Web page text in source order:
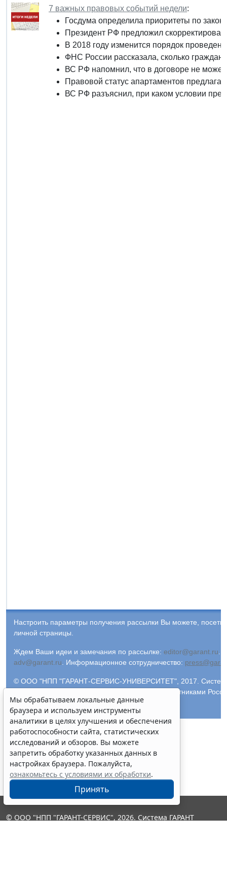
7 важных правовых событий недели:
Госдума определила приоритеты по
Президент РФ предложил
В 2018 году изменится порядок
ФНС России рассказала, сколько граждан
ВС РФ напомнил, что в договоре не может
Правовой статус апартаментов
ВС РФ разъяснил, при каком условии
Настроить параметры получения рассылки Вы можете,
личной страницы.
Ждем Ваши идеи и замечания по рассылке: editor@garant.ru
adv@garant.ru
Информационное сотрудничество:
© ООО "НПП "ГАРАНТ-СЕРВИС-УНИВЕРСИТЕТ", 2017. Система
Компания "Гарант" и ее партнеры являются участниками
информации ГАРАНТ.
Мы обрабатываем локальные данные
браузера и используем инструменты
аналитики в целях улучшения и обеспечения
работоспособности сайта, статистических
исследований и обзоров. Вы можете
запретить обработку указанных данных в
настройках браузера. Пожалуйста,
ознакомьтесь с условиями их обработки.
Принять
© ООО "НПП "ГАРАНТ-СЕРВИС", 2026. Система ГАРАНТ